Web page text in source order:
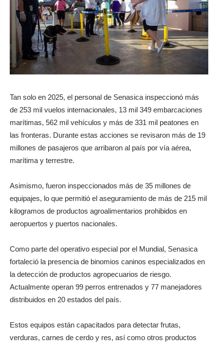
Tan solo en 2025, el personal de Senasica inspeccionó más
de 253 mil vuelos internacionales, 13 mil 349 embarcaciones
marítimas, 562 mil vehículos y más de 331 mil peatones en
las fronteras. Durante estas acciones se revisaron más de 19
millones de pasajeros que arribaron al país por vía aérea,
marítima y terrestre.
Asimismo, fueron inspeccionados más de 35 millones de
equipajes, lo que permitió el aseguramiento de más de 215 mil
kilogramos de productos agroalimentarios prohibidos en
aeropuertos y puertos nacionales.
Como parte del operativo especial por el Mundial, Senasica
fortaleció la presencia de binomios caninos especializados en
la detección de productos agropecuarios de riesgo.
Actualmente operan 99 perros entrenados y 77 manejadores
distribuidos en 20 estados del país.
Estos equipos están capacitados para detectar frutas,
verduras, carnes de cerdo y res, así como otros productos